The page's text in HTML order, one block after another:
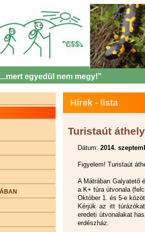
egyedül nem megy!”
Hírek - lista
Turistaút
Dátum: 2014.
Figyelem! Turistaút
A Mátrában Galyatető
a K+ túra útvonala
Október 1. és 5-e
Kérjük az itt
eredeti útvonalakat
erdészház.